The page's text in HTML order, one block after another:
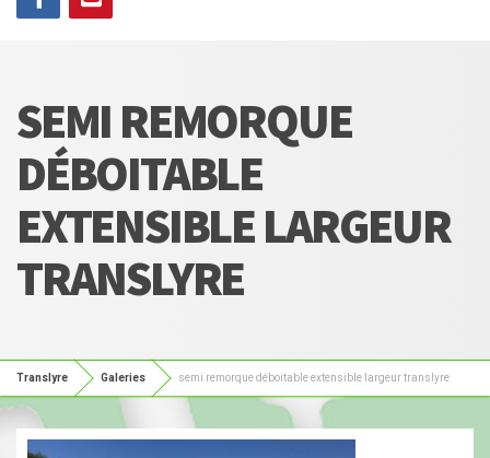
SEMI REMORQUE
DÉBOITABLE
EXTENSIBLE LARGEUR
TRANSLYRE
Translyre Galeries semi remorque déboitable extensible largeur translyre